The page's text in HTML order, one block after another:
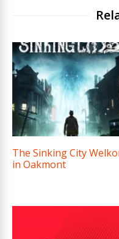
The Sinking City
in Oakmont